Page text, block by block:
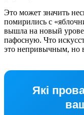
Это может значить
помирились с
вышла на новый
пафосную. Что
это непривычным, но
Які